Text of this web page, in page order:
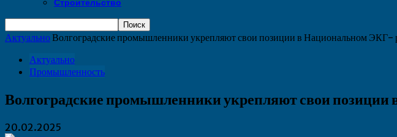
Строительство
АктуальноВолгоградские промышленники укрепляют свои позиции в Национальном ЭКГ-
Актуально
Промышленность
Волгоградские промышленники укрепляют свои
20.02.2025